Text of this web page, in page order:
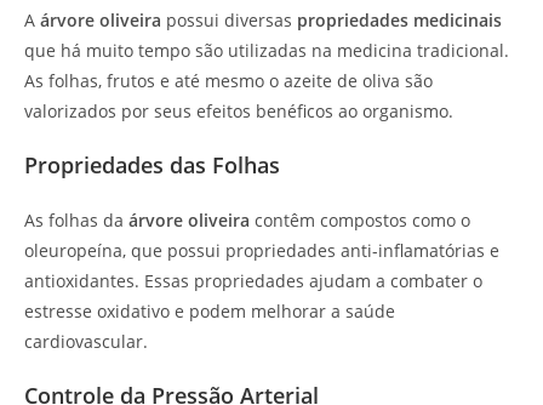
A árvore oliveira possui diversas propriedades medicinais
que há muito tempo são utilizadas na medicina tradicional.
As folhas, frutos e até mesmo o azeite de oliva são
valorizados por seus efeitos benéficos ao organismo.
Propriedades das Folhas
As folhas da árvore oliveira contêm compostos como o
oleuropeína, que possui propriedades anti-inflamatórias e
antioxidantes. Essas propriedades ajudam a combater o
estresse oxidativo e podem melhorar a saúde
cardiovascular.
Controle da Pressão Arterial